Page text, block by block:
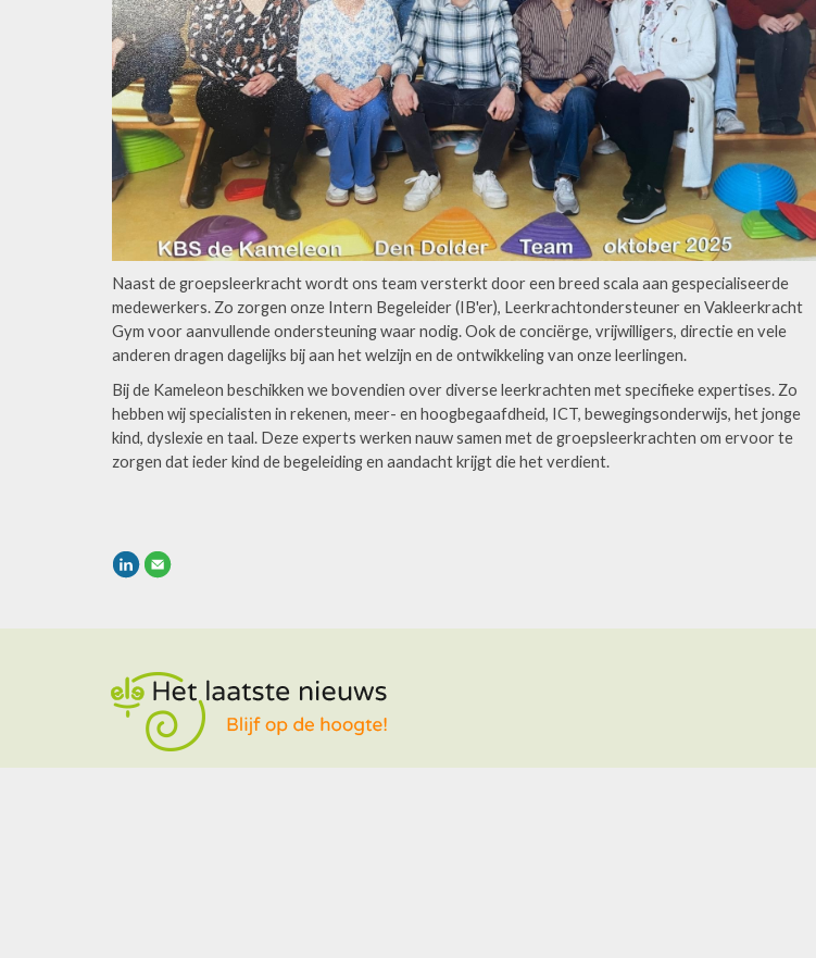
Naast de groepsleerkracht wordt ons team versterkt door een breed scala aan gespecialiseerde
medewerkers. Zo zorgen onze Intern Begeleider (IB'er), Leerkrachtondersteuner en Vakleerkracht
Gym voor aanvullende ondersteuning waar nodig. Ook de conciërge, vrijwilligers, directie en vele
anderen dragen dagelijks bij aan het welzijn en de ontwikkeling van onze leerlingen.
Bij de Kameleon beschikken we bovendien over diverse leerkrachten met specifieke expertises. Zo
hebben wij specialisten in rekenen, meer- en hoogbegaafdheid, ICT, bewegingsonderwijs, het jonge
kind, dyslexie en taal. Deze experts werken nauw samen met de groepsleerkrachten om ervoor te
zorgen dat ieder kind de begeleiding en aandacht krijgt die het verdient.